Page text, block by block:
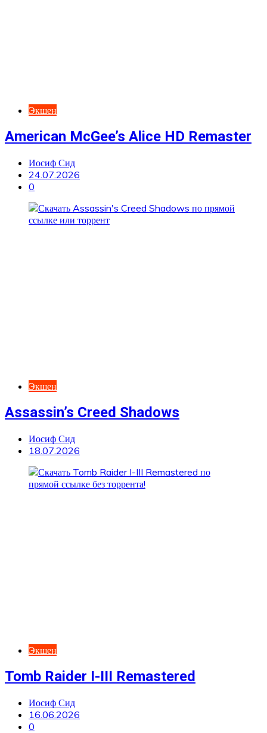
Экшен
American McGee’s Alice HD Remaster
Иосиф Сид
24.07.2026
0
Экшен
Assassin’s Creed Shadows
Иосиф Сид
18.07.2026
Экшен
Tomb Raider I-III Remastered
Иосиф Сид
16.06.2026
0